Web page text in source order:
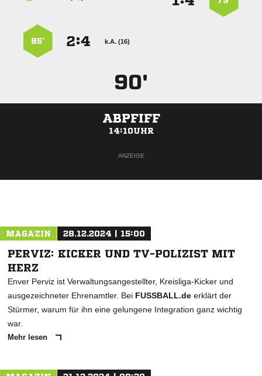
k.A. (16)
:
85’
90'
ABPFIFF
14:10UHR
ANZEIGE
MAGAZIN 28.12.2024 | 15:00
PERVIZ: KICKER UND TV-POLIZIST MIT
HERZ
Enver Perviz ist Verwaltungsangestellter, Kreisliga-Kicker und
ausgezeichneter Ehrenamtler. Bei FUSSBALL.de erklärt der
Stürmer, warum für ihn eine gelungene Integration ganz wichtig
war.
Mehr lesen